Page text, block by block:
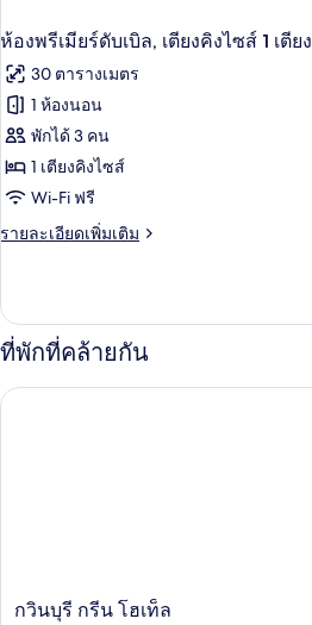
ห้องพรีเมียร์ดับเบิล, เตียงคิงไซส์ 1 เตียง
30 ตารางเมตร
1 ห้องนอน
พักได้ 3 คน
1 เตียงคิงไซส์
Wi-Fi ฟรี
รายละเอียดเพิ่มเติม
ราย
เกี่ยว
กับ
ห้อง
พรีเมียร์
ดับเบิล,
ที่พักที่คล้ายกัน
กวิน
กวินบุรี กรีน โฮเท็ล
กวินบุรี กรีน โฮเท็ล